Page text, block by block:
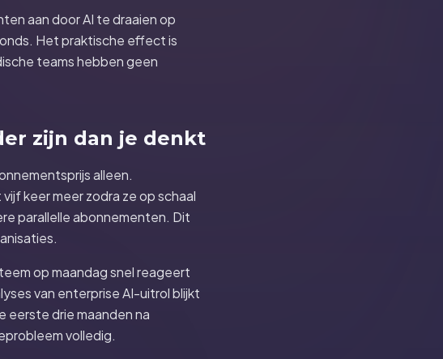
aan door AI te draaien op
Het praktische effect is
teams hebben geen
zijn dan je denkt
alleen.
keer meer zodra ze op schaal
parallelle abonnementen. Dit
op maandag snel reageert
van enterprise AI-uitrol blijkt
drie maanden na
volledig.